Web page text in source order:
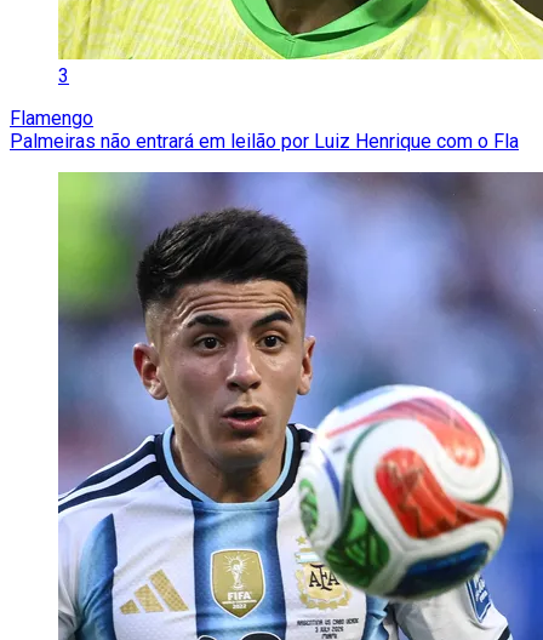
3
Flamengo
Palmeiras não entrará em leilão por Luiz Henrique com o Fla